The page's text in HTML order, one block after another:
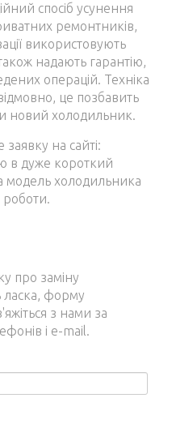
спосіб усунення
ремонтників,
використовують
надають гарантію,
операцій. Техніка
це позбавить
новий холодильник.
на сайті:
в дуже короткий
модель холодильника
роботи.
про заміну
ласка, форму
з нами за
і e-mail.